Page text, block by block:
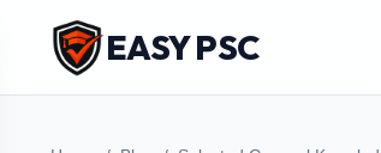
EASY PSC